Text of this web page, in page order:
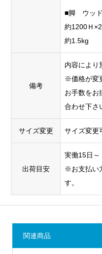
■脚 ウッ
約1200Ｈ
約1.5kg
備考
内容により
※価格が変
お手数をお
合わせ下さ
サイズ変更 サイズ変更
出荷目安
実働15日～
※お支払い
す。
関連商品